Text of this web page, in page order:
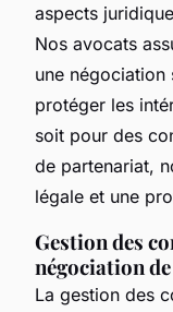
aspects
Nos avocats
une
protéger les
soit pour des
de partenariat,
légale et une
Gestion des
négociation
La gestion des